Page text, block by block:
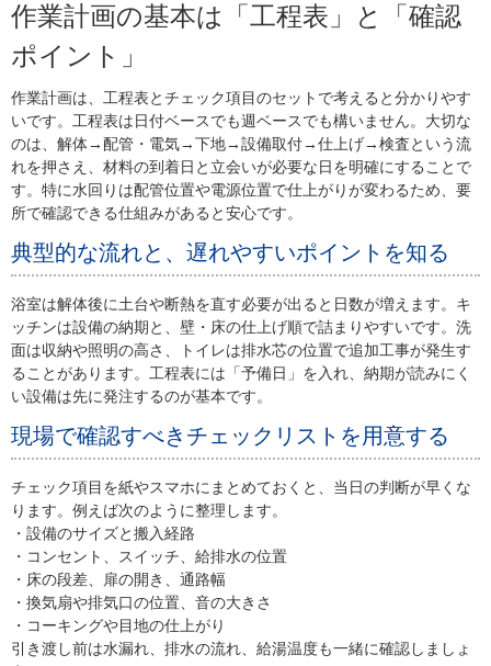
作業計画の基本は「工程表」と「確認
ポイント」
作業計画は、工程表とチェック項目のセットで考えると分かりやす
いです。工程表は日付ベースでも週ベースでも構いません。大切な
のは、解体→配管・電気→下地→設備取付→仕上げ→検査という流
れを押さえ、材料の到着日と立会いが必要な日を明確にすることで
す。特に水回りは配管位置や電源位置で仕上がりが変わるため、要
所で確認できる仕組みがあると安心です。
典型的な流れと、遅れやすいポイントを知る
浴室は解体後に土台や断熱を直す必要が出ると日数が増えます。キ
ッチンは設備の納期と、壁・床の仕上げ順で詰まりやすいです。洗
面は収納や照明の高さ、トイレは排水芯の位置で追加工事が発生す
ることがあります。工程表には「予備日」を入れ、納期が読みにく
い設備は先に発注するのが基本です。
現場で確認すべきチェックリストを用意する
チェック項目を紙やスマホにまとめておくと、当日の判断が早くな
ります。例えば次のように整理します。
・設備のサイズと搬入経路
・コンセント、スイッチ、給排水の位置
・床の段差、扉の開き、通路幅
・換気扇や排気口の位置、音の大きさ
・コーキングや目地の仕上がり
引き渡し前は水漏れ、排水の流れ、給湯温度も一緒に確認しましょ